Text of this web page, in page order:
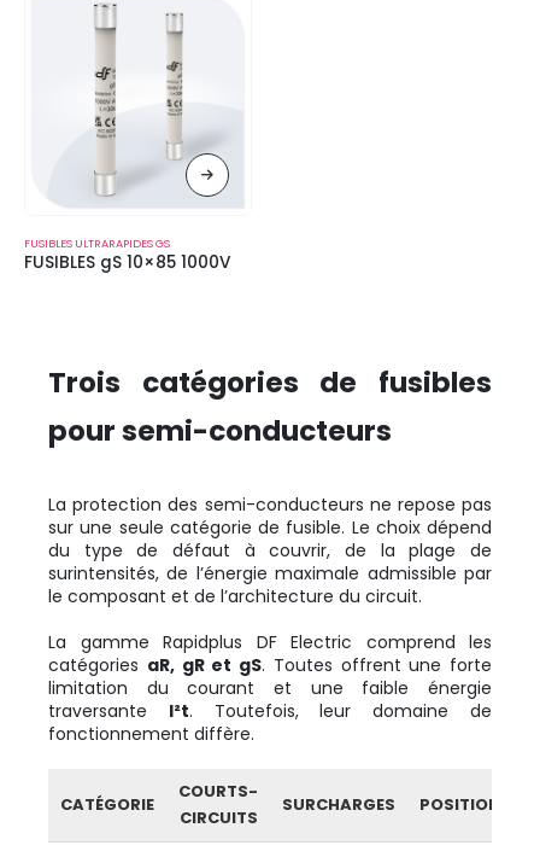
FUSIBLES ULTRARAPIDES GS
FUSIBLES gS 10×85 1000V
Trois catégories de fusibles
pour semi-conducteurs
La protection des semi-conducteurs ne repose pas
sur une seule catégorie de fusible. Le choix dépend
du type de défaut à couvrir, de la plage de
surintensités, de l’énergie maximale admissible par
le composant et de l’architecture du circuit.
La gamme Rapidplus DF Electric comprend les
catégories aR, gR et gS. Toutes offrent une forte
limitation du courant et une faible énergie
traversante I²t. Toutefois, leur domaine de
fonctionnement diffère.
CATÉGORIE
COURTS-
CIRCUITS
SURCHARGES